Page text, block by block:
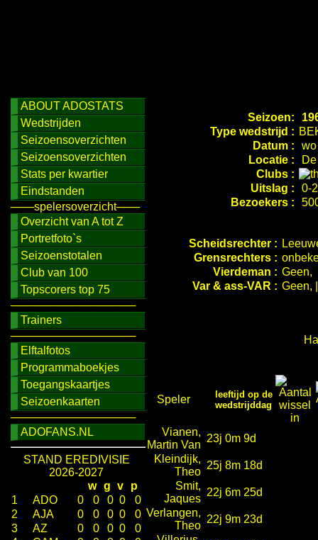
ABOUT ADOSTATS
Wedstrijden
Seizoensoverzichten
Seizoensoverzichten
Stats per kwartier
Eindstanden
───spelersoverzicht───
Overzicht van A tot Z
Portretfoto`s
Seizoenstotalen
Club van 100
Topscorers top 75
────────────────
Trainers
────────────────
Elftalfotos
Programmaboekjes
Toegangskaartjes
Seizoenkaarten
────────────────
ADOFANS.NL
STAND EREDIVISIE
2026-2027
w g v
p
1
ADO 0 0 0 0
0
2
AJA 0 0 0 0
0
3
AZ 0 0 0 0
0
Seizoen:
Type wedstrijd :
Datum :
Locatie :
Clubs :
Uitslag :
0-
Bezoekers :
Scheidsrechter :
Grensrechters :
Vierdeman : Geen,
Var & ass-VAR : Geen,
Speler
leeftijd op de
wedstrijddag
Vianen,
Martin Van
23j 0m 9d
Kleindijk,
Theo
25j 8m 18d
Smit,
Jaques
22j 6m 25d
Verlangen,
Theo
22j 9m 23d